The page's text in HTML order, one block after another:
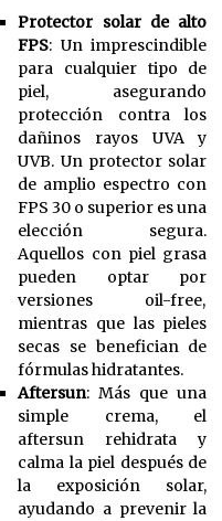
Protector solar de alto
FPS: Un imprescindible
para cualquier tipo de
piel, asegurando
protección contra los
dañinos rayos UVA y
UVB. Un protector solar
de amplio espectro con
FPS 30 o superior es una
elección segura.
Aquellos con piel grasa
pueden optar por
versiones oil-free,
mientras que las pieles
secas se benefician de
fórmulas hidratantes.
Aftersun: Más que una
simple crema, el
aftersun rehidrata y
calma la piel después de
la exposición solar,
ayudando a prevenir la